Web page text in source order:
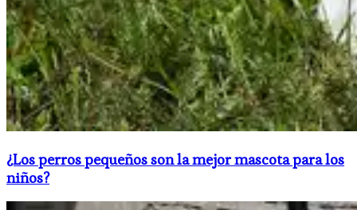
​¿Los perros pequeños son la mejor mascota para los
niños?